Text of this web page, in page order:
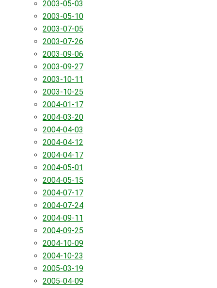
2003-05-03
2003-05-10
2003-07-05
2003-07-26
2003-09-06
2003-09-27
2003-10-11
2003-10-25
2004-01-17
2004-03-20
2004-04-03
2004-04-12
2004-04-17
2004-05-01
2004-05-15
2004-07-17
2004-07-24
2004-09-11
2004-09-25
2004-10-09
2004-10-23
2005-03-19
2005-04-09